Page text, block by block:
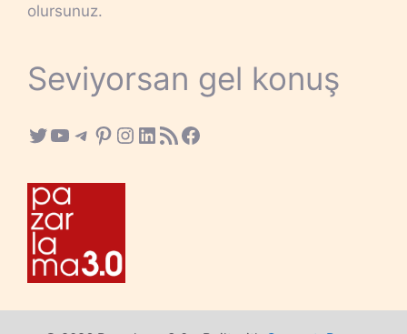
olursunuz.
Seviyorsan gel konuş
Twitter
YouTube
Telegram
Pinterest
Instagram
LinkedIn
RSS FeedFacebook